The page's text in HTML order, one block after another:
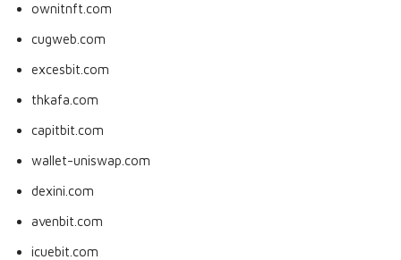
ownitnft.com
cugweb.com
excesbit.com
thkafa.com
capitbit.com
wallet-uniswap.com
dexini.com
avenbit.com
icuebit.com